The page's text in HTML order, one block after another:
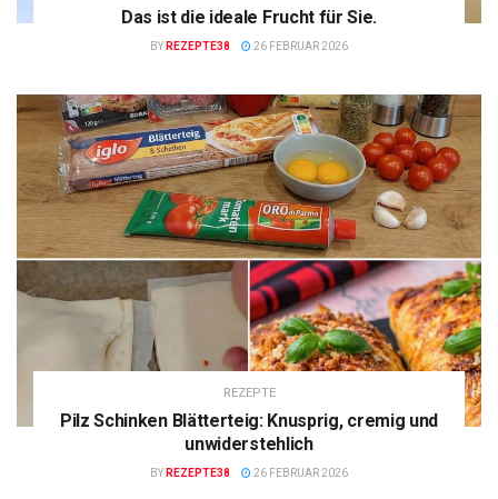
Das ist die ideale Frucht für Sie.
BY REZEPTE38 26 FEBRUAR 2026
REZEPTE
Pilz Schinken Blätterteig: Knusprig, cremig und
unwiderstehlich
BY REZEPTE38 26 FEBRUAR 2026